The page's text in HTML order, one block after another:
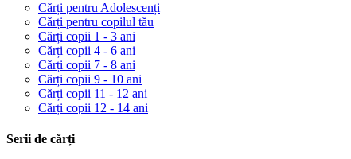
Cărți pentru Adolescenți
Cărți pentru copilul tău
Cărți copii 1 - 3 ani
Cărți copii 4 - 6 ani
Cărți copii 7 - 8 ani
Cărți copii 9 - 10 ani
Cărți copii 11 - 12 ani
Cărți copii 12 - 14 ani
Serii de cărți